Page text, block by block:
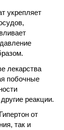
укрепляет
лекарства
побочные
реакции.
Гипертон от
так и